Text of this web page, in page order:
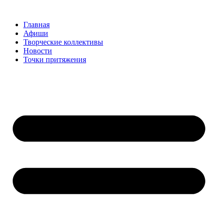
содержимому
Главная
Афиши
Творческие коллективы
Новости
Точки притяжения